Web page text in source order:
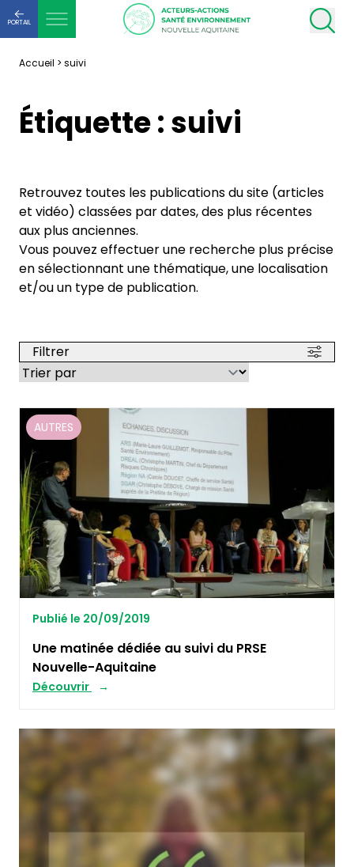
PORTAIL
Accueil > suivi
Étiquette :suivi
Retrouvez toutes les publications du site (articles
et vidéo) classées par dates, des plus récentes
aux plus anciennes.
Vous pouvez effectuer une recherche plus précise
en sélectionnant une thématique, une localisation
et/ou un type de publication.
Filtrer
AUTRES
Publié le 20/09/2019
Une matinée dédiée au suivi du PRSE
Nouvelle-Aquitaine
Découvrir